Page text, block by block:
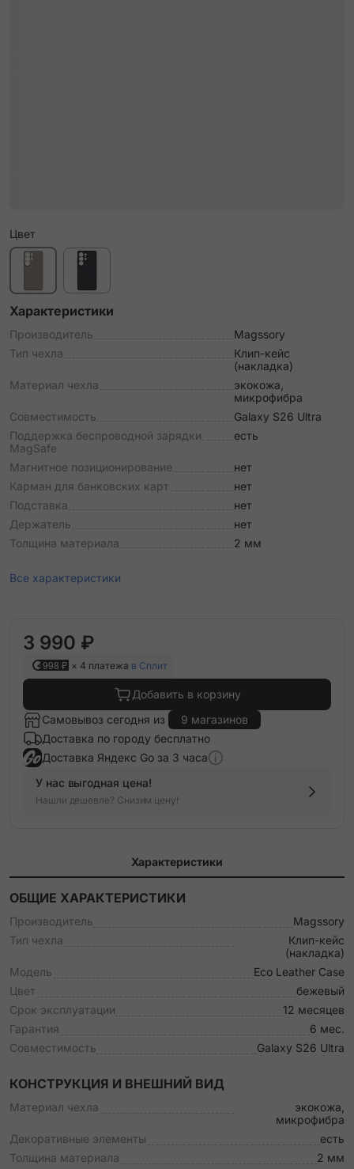
Цвет
Характеристики
Производитель
Magssory
Тип чехла
Клип-кейс
(накладка)
Материал чехла
экокожа,
микрофибра
Совместимость
Galaxy S26 Ultra
Поддержка беспроводной зарядки
MagSafe
есть
Магнитное позиционирование
нет
Карман для банковских карт
нет
Подставка
нет
Держатель
нет
Толщина материала
2 мм
Все характеристики
3 990 ₽
998 ₽ × 4 платежа в Сплит
Добавить в корзину
Самовывоз сегодня из
9 магазинов
Доставка по городу бесплатно
Доставка Яндекс Go за 3 часа
У нас выгодная цена!
Нашли дешевле? Снизим цену!
Характеристики
ОБЩИЕ ХАРАКТЕРИСТИКИ
Производитель
Magssory
Тип чехла
Клип-кейс
(накладка)
Модель
Eco Leather Case
Цвет
бежевый
Срок эксплуатации
12 месяцев
Гарантия
6 мес.
Совместимость
Galaxy S26 Ultra
КОНСТРУКЦИЯ И ВНЕШНИЙ ВИД
Материал чехла
экокожа,
микрофибра
Декоративные элементы
есть
Толщина материала
2 мм